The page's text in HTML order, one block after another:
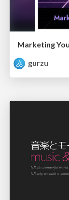
Marketing
gurzu